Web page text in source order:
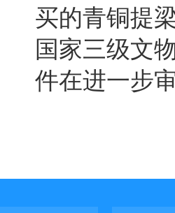
买的青铜提
国家三级文
件在进一步